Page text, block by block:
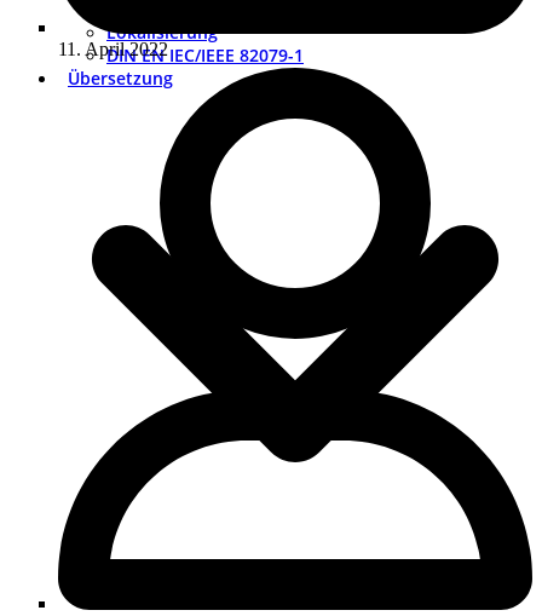
Lokalisierung
DIN EN IEC/IEEE 82079-1
Übersetzung
11. April 2022